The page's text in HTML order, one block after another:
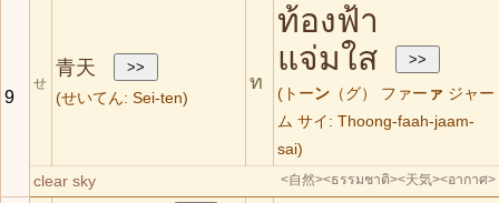
9
せ
青天
(せいてん: Sei-ten)
ท
ท้องฟ้า
แจ่มใส
(トーン （グ） ファー ァ ジャー
ム サイ: Thoong-faah-jaam-
sai)
clear sky <自然><ธรรมชาติ><天気><อากาศ>